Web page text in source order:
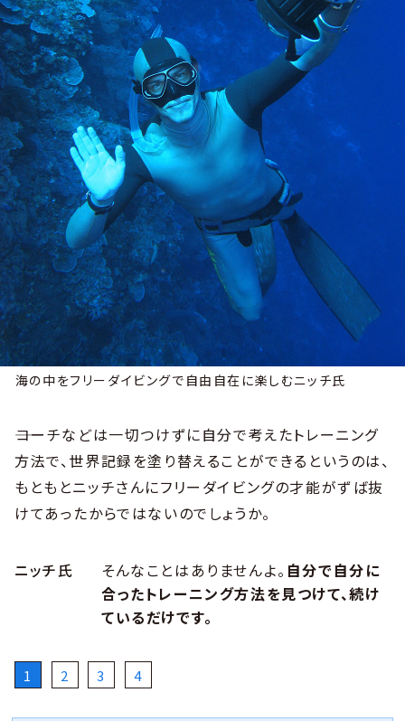
海の中をフリーダイビングで自由自在に楽しむニッチ氏
――コーチなどは一切つけずに自分で考えたトレーニング
方法で、世界記録を塗り替えることができるというのは、
もともとニッチさんにフリーダイビングの才能がずば抜
けてあったからではないのでしょうか。
ニッチ氏 そんなことはありませんよ。 自分で自分に
合ったトレーニング方法を見つけて、続け
ているだけです。
1 2 3 4